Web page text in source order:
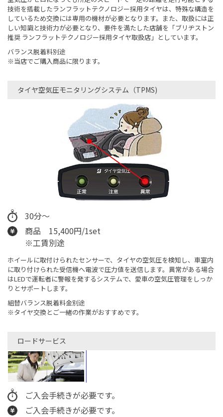
技術を搭載したランフラットテクノロジー採用タイヤは、特殊な構造を
しているため交換には専用の機材が必要となります。また、取扱には正
しい知識と技術力が必要となり、要件を満たした店舗を「ブリヂストン
推奨 ランフラットテクノロジー採用タイヤ取扱店」としています。
バランス脱着料別途
※当店でご購入商品に限ります。
タイヤ空気圧モニタリングシステム（TPMS)
30分～
商品 15,400円/1set
※工賃別途
ホイールに取付けられたセンサーで、タイヤの空気圧を検知し、車室内
に取り付けられた受信機へ電波で圧力値を送信します。異常がある場合
はLEDで運転者に警報を発するシステムで、愛車の空気圧管理をしっか
りとサポートします。
組替バランス脱着料金別途
※タイヤ交換とご一緒の作業がおすすめです。
ロードサービス
ご入会手続きが必要です。
ご入会手続きが必要です。